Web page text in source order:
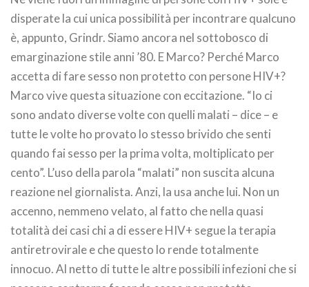
disperate la cui unica possibilità per incontrare qualcuno
è, appunto, Grindr. Siamo ancora nel sottobosco di
emarginazione stile anni ’80. E Marco? Perché Marco
accetta di fare sesso non protetto con persone HIV+?
Marco vive questa situazione con eccitazione. “Io ci
sono andato diverse volte con quelli malati – dice – e
tutte le volte ho provato lo stesso brivido che senti
quando fai sesso per la prima volta, moltiplicato per
cento”. L’uso della parola “malati” non suscita alcuna
reazione nel giornalista. Anzi, la usa anche lui. Non un
accenno, nemmeno velato, al fatto che nella quasi
totalità dei casi chi a di essere HIV+ segue la terapia
antiretrovirale e che questo lo rende totalmente
innocuo. Al netto di tutte le altre possibili infezioni che si